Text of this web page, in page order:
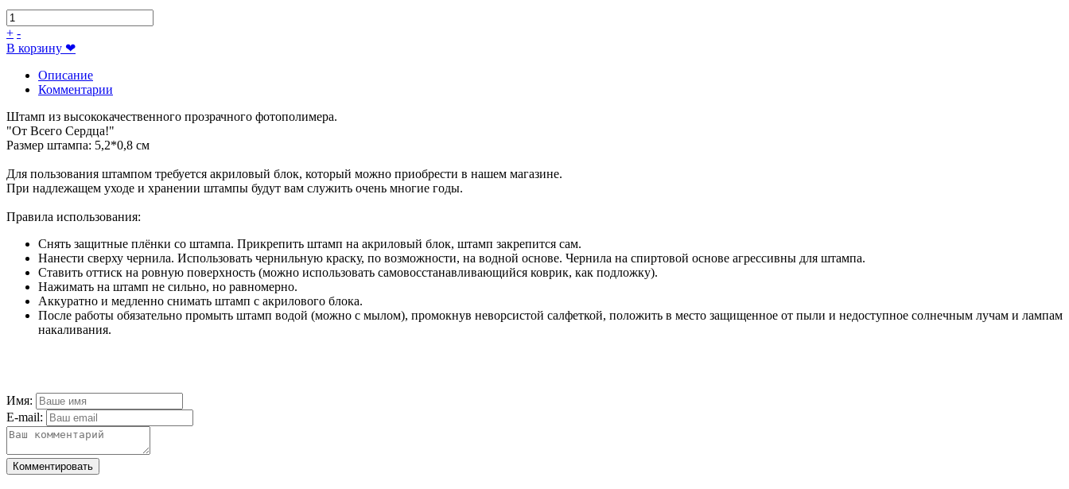
+ -
В корзину ❤
Описание
Комментарии
Штамп из высококачественного прозрачного фотополимера.
"От Всего Сердца!"
Размер штампа: 5,2*0,8 см
Для пользования штампом требуется акриловый блок, который можно приобрести в нашем магазине.
При надлежащем уходе и хранении штампы будут вам служить очень многие годы.
Правила использования:
Снять защитные плёнки со штампа. Прикрепить штамп на акриловый блок, штамп закрепится сам.
Нанести сверху чернила. Использовать чернильную краску, по возможности, на водной основе. Чернила на спиртовой основе агрессивны для штампа.
Ставить оттиск на ровную поверхность (можно использовать самовосстанавливающийся коврик, как подложку).
Нажимать на штамп не сильно, но равномерно.
Аккуратно и медленно снимать штамп с акрилового блока.
После работы обязательно промыть штамп водой (можно с мылом), промокнув неворсистой салфеткой, положить в место защищенное от пыли и недоступное солнечным лучам и лампам
накаливания.
Имя:
E-mail:
Комментировать